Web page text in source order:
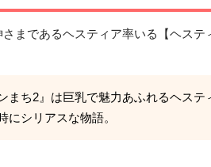
まであるヘスティア率いる【ヘステ
ンまち2』は巨乳で魅力あふれるヘス
にシリアスな物語。